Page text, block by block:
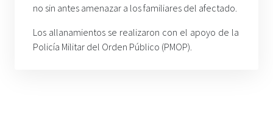
no sin antes amenazar a los familiares del afectado.
Los allanamientos se realizaron con el apoyo de la
Policía Militar del Orden Público (PMOP).